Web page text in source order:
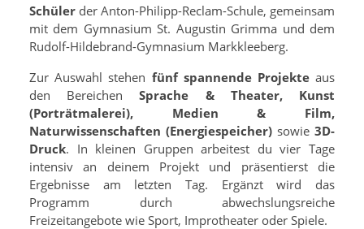
Schüler der Anton-Philipp-Reclam-Schule, gemeinsam
mit dem Gymnasium St. Augustin Grimma und dem
Rudolf-Hildebrand-Gymnasium Markkleeberg.
Zur Auswahl stehen fünf spannende Projekteaus
den BereichenSprache & Theater, Kunst
(Porträtmalerei), Medien & Film,
Naturwissenschaften (Energiespeicher) sowie 3D-
Druck. In kleinen Gruppen arbeitest du vier Tage
intensiv an deinem Projekt und präsentierst die
Ergebnisse am letzten Tag. Ergänzt wird das
Programm durch abwechslungsreiche
Freizeitangebote wie Sport, Improtheater oder Spiele.